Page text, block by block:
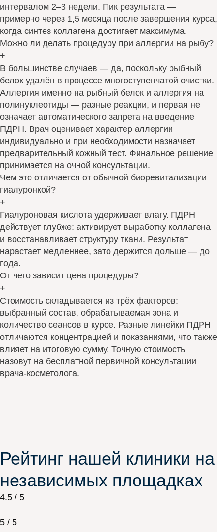
интервалом 2–3 недели. Пик результата —
примерно через 1,5 месяца после завершения курса,
когда синтез коллагена достигает максимума.
Можно ли делать процедуру при аллергии на рыбу?
+
В большинстве случаев — да, поскольку рыбный
белок удалён в процессе многоступенчатой очистки.
Аллергия именно на рыбный белок и аллергия на
полинуклеотиды — разные реакции, и первая не
означает автоматического запрета на введение
ПДРН. Врач оценивает характер аллергии
индивидуально и при необходимости назначает
предварительный кожный тест. Финальное решение
принимается на очной консультации.
Чем это отличается от обычной биоревитализации
гиалуронкой?
+
Гиалуроновая кислота удерживает влагу. ПДРН
действует глубже: активирует выработку коллагена
и восстанавливает структуру ткани. Результат
нарастает медленнее, зато держится дольше — до
года.
От чего зависит цена процедуры?
+
Стоимость складывается из трёх факторов:
выбранный состав, обрабатываемая зона и
количество сеансов в курсе. Разные линейки ПДРН
отличаются концентрацией и показаниями, что также
влияет на итоговую сумму. Точную стоимость
назовут на бесплатной первичной консультации
врача-косметолога.
Рейтинг нашей клиники на
независимых площадках
4.5 / 5
5 / 5